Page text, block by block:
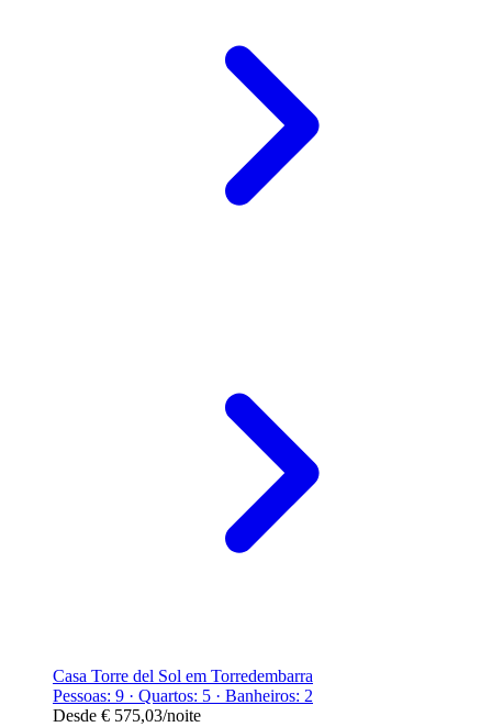
Casa Torre del Sol em Torredembarra
Pessoas: 9 · Quartos: 5 · Banheiros: 2
Desde € 575,03/noite